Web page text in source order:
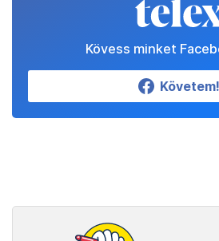
Kövess minket
Követem!